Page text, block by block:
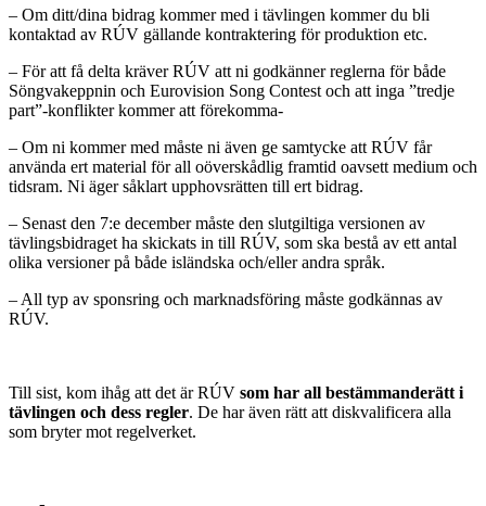
– Om ditt/dina bidrag kommer med i tävlingen kommer du bli
kontaktad av RÚV gällande kontraktering för produktion etc.
– För att få delta kräver RÚV att ni godkänner reglerna för både
Söngvakeppnin och Eurovision Song Contest och att inga ”tredje
part”-konflikter kommer att förekomma-
– Om ni kommer med måste ni även ge samtycke att RÚV får
använda ert material för all oöverskådlig framtid oavsett medium och
tidsram. Ni äger såklart upphovsrätten till ert bidrag.
– Senast den 7:e december måste den slutgiltiga versionen av
tävlingsbidraget ha skickats in till RÚV, som ska bestå av ett antal
olika versioner på både isländska och/eller andra språk.
– All typ av sponsring och marknadsföring måste godkännas av
RÚV.
Till sist, kom ihåg att det är RÚV som har all bestämmanderätt i
tävlingen och dess regler. De har även rätt att diskvalificera alla
som bryter mot regelverket.